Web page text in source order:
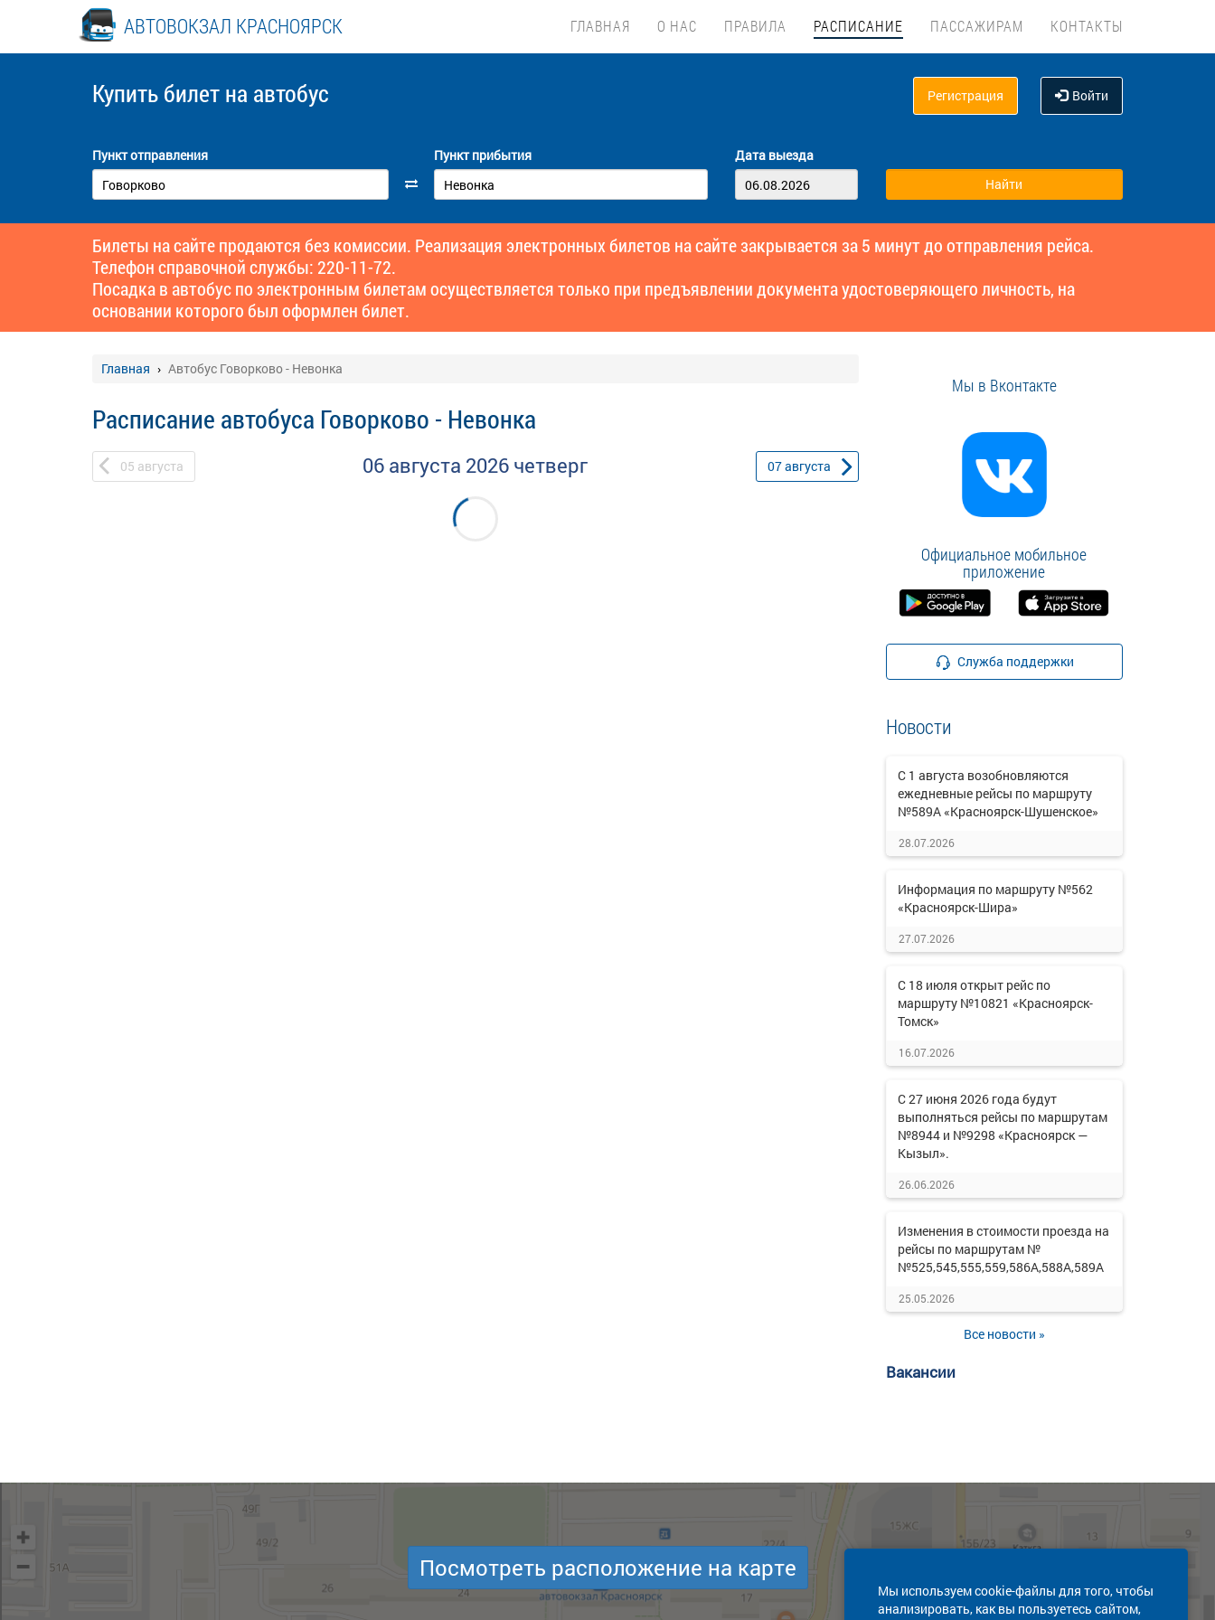
АВТОВОКЗАЛ КРАСНОЯРСК ГЛАВНАЯ О НАС ПРАВИЛА РАСПИСАНИЕ ПАССАЖИРАМ КОНТАКТЫ
Купить билет на автобус Регистрация Войти
Пункт отправления Пункт прибытия Дата выезда
Билеты на сайте продаются без комиссии. Реализация электронных билетов на сайте закрывается за 5 минут до отправления рейса.
Телефон справочной службы: 220-11-72.
Посадка в автобус по электронным билетам осуществляется только при предъявлении документа удостоверяющего личность, на
основании которого был оформлен билет.
Главная Автобус Говорково - Невонка
Расписание автобуса Говорково - Невонка
05 августа 06 августа 2026 четверг 07августа
Мы в Вконтакте
Официальное мобильное
приложение
Служба поддержки
Новости
С 1 августа возобновляются
ежедневные рейсы по маршруту
№589А «Красноярск-Шушенское»
28.07.2026
Информация по маршруту №562
«Красноярск-Шира»
27.07.2026
С 18 июля открыт рейс по
маршруту №10821 «Красноярск-
Томск»
16.07.2026
С 27 июня 2026 года будут
выполняться рейсы по маршрутам
№8944 и №9298 «Красноярск —
Кызыл».
26.06.2026
Изменения в стоимости проезда на
рейсы по маршрутам №
№525,545,555,559,586А,588А,589А
25.05.2026
Все новости »
Вакансии
Мы используем cookie-файлы для того, чтобы
анализировать, как вы пользуетесь сайтом,
Посмотреть расположение на карте